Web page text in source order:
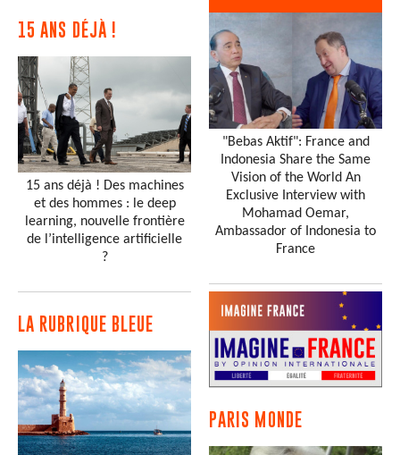
15 ANS DÉJÀ !
15 ans déjà ! Des machines
et des hommes : le deep
learning, nouvelle frontière
de l’intelligence artificielle
?
LA RUBRIQUE BLEUE
"Bebas Aktif": France and
Indonesia Share the Same
Vision of the World An
Exclusive Interview with
Mohamad Oemar,
Ambassador of Indonesia to
France
PARIS MONDE